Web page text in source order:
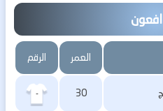
العمر الرقم
30
-